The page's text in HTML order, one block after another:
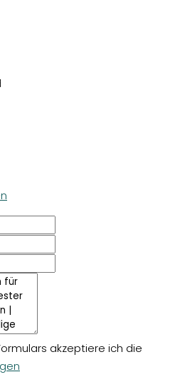
akzeptiere ich die